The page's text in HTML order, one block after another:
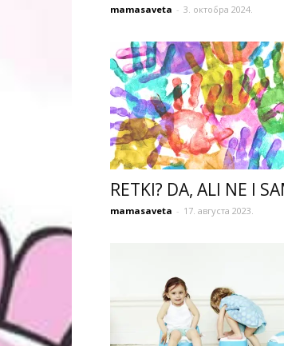
mamasaveta - 3. октобра 2024.
RETKI? DA, ALI NE I
mamasaveta - 17. августа 2023.